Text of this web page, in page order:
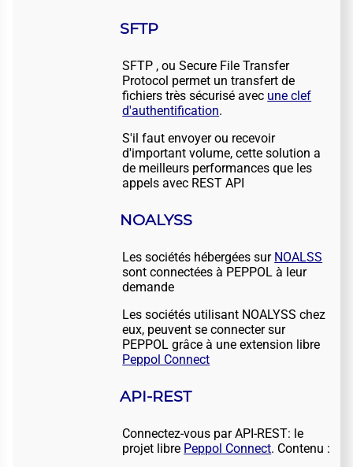
SFTP
SFTP , ou Secure File Transfer
Protocol permet un transfert de
fichiers très sécurisé avec une clef
d'authentification.
S'il faut envoyer ou recevoir
d'important volume, cette solution a
de meilleurs performances que les
appels avec REST API
NOALYSS
Les sociétés hébergées sur NOALSS
sont connectées à PEPPOL à leur
demande
Les sociétés utilisant NOALYSS chez
eux, peuvent se connecter sur
PEPPOL grâce à une extension libre
Peppol Connect
API-REST
Connectez-vous par API-REST: le
projet libre Peppol Connect. Contenu :